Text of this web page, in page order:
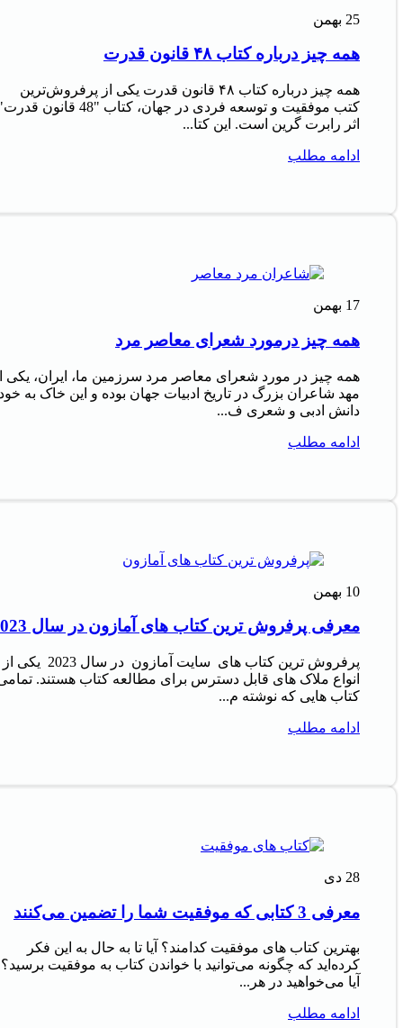
25 بهمن
همه چیز درباره کتاب ۴۸ قانون قدرت
همه چیز درباره کتاب ۴۸ قانون قدرت یکی از پرفروش‌ترین
کتب موفقیت و توسعه فردی در جهان، کتاب "48 قانون
اثر رابرت گرین است. این کتا...
ادامه مطلب
17 بهمن
همه چیز درمورد شعرای معاصر مرد
همه چیز در مورد شعرای معاصر مرد سرزمین ما، ایران، یکی
مهد شاعران بزرگ در تاریخ ادبیات جهان بوده و این خاک به
دانش ادبی و شعری ف...
ادامه مطلب
10 بهمن
معرفی پرفروش‌ ترین کتاب‌ های آمازون در سال 2023
پرفروش‌ ترین کتاب‌ های سایت آمازون در سال 2023 یکی از
انواع ملاک‌ های قابل دسترس برای مطالعه کتاب هستند.
کتاب‌ هایی که نوشته م...
ادامه مطلب
28 دی
معرفی 3 کتابی که موفقیت شما را تضمین می‌کنند
بهترین کتاب های موفقیت کدامند؟ آیا تا به حال به این فکر
کرده‌اید که چگونه می‌توانید با خواندن کتاب به موفقیت برسید؟
آیا می‌خواهید در هر...
ادامه مطلب